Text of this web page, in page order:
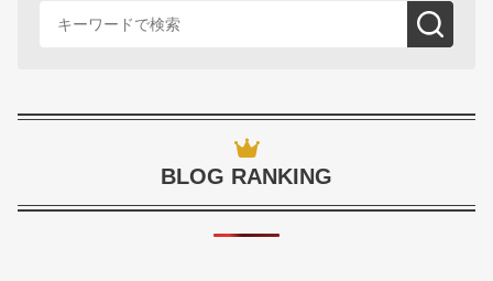
BLOG RANKING